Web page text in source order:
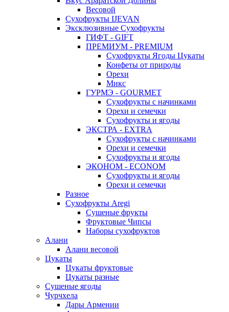
Весовой
Сухофрукты IJEVAN
Эксклюзивные Сухофрукты
ГИФТ - GIFT
ПРЕМИУМ - PREMIUM
Сухофрукты Ягоды Цукаты
Конфеты от природы
Орехи
Микс
ГУРМЭ - GOURMET
Сухофрукты с начинками
Орехи и семечки
Сухофрукты и ягоды
ЭКСТРА - EXTRA
Сухофрукты с начинками
Орехи и семечки
Сухофрукты и ягоды
ЭКОНОМ - ECONOM
Сухофрукты и ягоды
Орехи и семечки
Разное
Сухофрукты Aregi
Сушеные фрукты
Фруктовые Чипсы
Наборы сухофруктов
Алани
Алани весовой
Цукаты
Цукаты фруктовые
Цукаты разные
Сушеные ягоды
Чурчхела
Дары Армении